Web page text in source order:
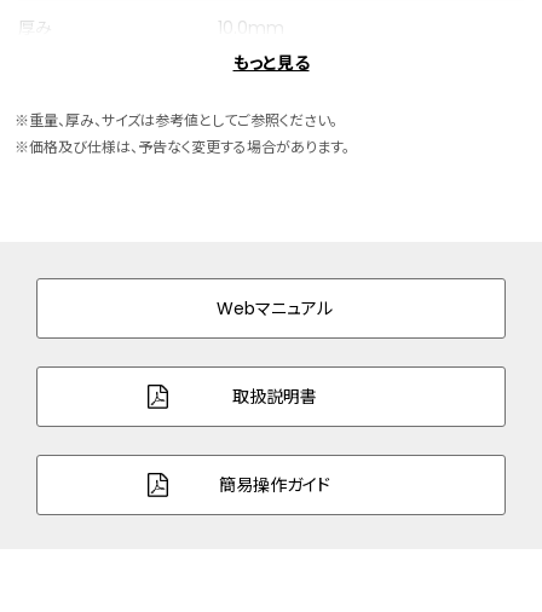
厚み 10.0mm
ケース素材 スーパーチタニウム
バンド素材・タイプ
スーパーチタニウム
三ツ折れプッシュタイプ
バンド幅 20.0mm
バンド調整可能サイ
サファイアガラス（無反射コーティング）
もっと見る
※重量、厚み、サイズは参考値としてご参照ください。
※価格及び仕様は、予告なく変更する場合があります。
Webマニュアル
取扱説明書
簡易操作ガイド